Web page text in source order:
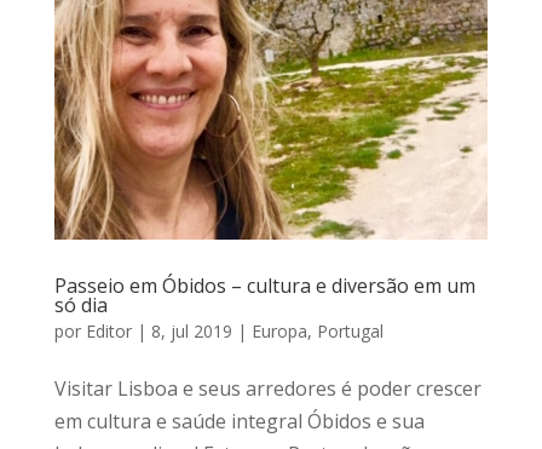
Passeio em Óbidos – cultura e diversão em um
só dia
por Editor| 8, jul 2019 | Europa, Portugal
Visitar Lisboa e seus arredores é poder crescer
em cultura e saúde integral Óbidos e sua